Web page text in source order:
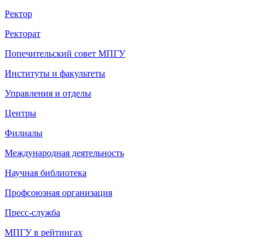
Ректор
Ректорат
Попечительский совет МПГУ
Институты и факультеты
Управления и отделы
Центры
Филиалы
Международная деятельность
Научная библиотека
Профсоюзная организация
Пресс-служба
МПГУ в рейтингах